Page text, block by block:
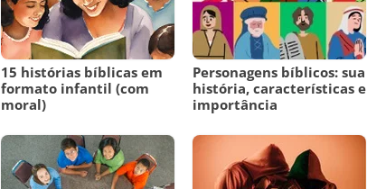
15 histórias bíblicas em
formato infantil (com
moral)
Personagens bíblicos: sua
história, características e
importância